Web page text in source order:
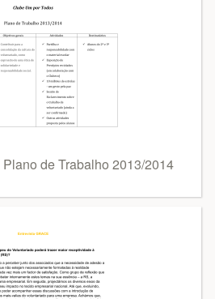
de Trabalho 2013/2014